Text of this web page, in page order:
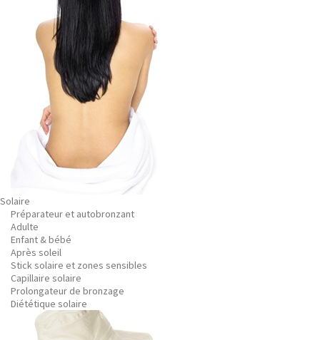
Solaire
Préparateur et autobronzant
Adulte
Enfant & bébé
Après soleil
Stick solaire et zones sensibles
Capillaire solaire
Prolongateur de bronzage
Diététique solaire